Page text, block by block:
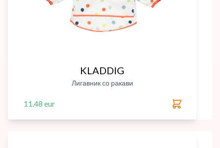
KLADDIG
Лигавник со ракави
11.48 eur